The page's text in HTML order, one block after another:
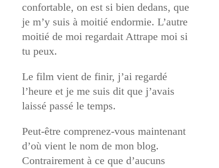
confortable, on est si bien dedans, que
je m’y suis à moitié endormie. L’autre
moitié de moi regardait Attrape moi si
tu peux.
Le film vient de finir, j’ai regardé
l’heure et je me suis dit que j’avais
laissé passé le temps.
Peut-être comprenez-vous maintenant
d’où vient le nom de mon blog.
Contrairement à ce que d’aucuns